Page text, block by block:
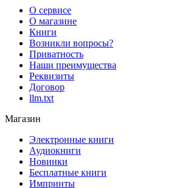
О сервисе
О магазине
Книги
Возникли вопросы?
Приватность
Наши преимущества
Реквизиты
Договор
llm.txt
Магазин
Электронные книги
Аудиокниги
Новинки
Бесплатные книги
Импринты